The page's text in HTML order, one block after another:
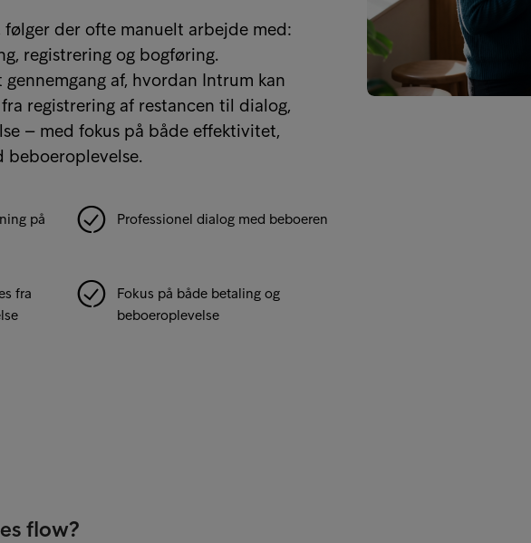
der ofte manuelt arbejde med:
registrering og bogføring.
af, hvordan Intrum kan
registrering af restancen til dialog,
– med fokus på både effektivitet,
beboeroplevelse.
på
Professionel dialog med beboeren
fra
Fokus på både betaling og
beboeroplevelse
flow?